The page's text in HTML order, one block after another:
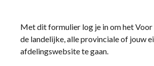
Met dit formulier log je in om het Voor
de landelijke, alle provinciale of jouw
afdelingswebsite te gaan.